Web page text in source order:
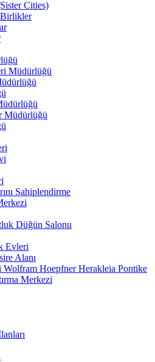
Cities)
Müdürlüğü
Müdürlüğü
Sahiplendirme
Düğün Salonu
Evleri
Alanı
Wolfram Hoepfner Herakleia Pontike
Merkezi